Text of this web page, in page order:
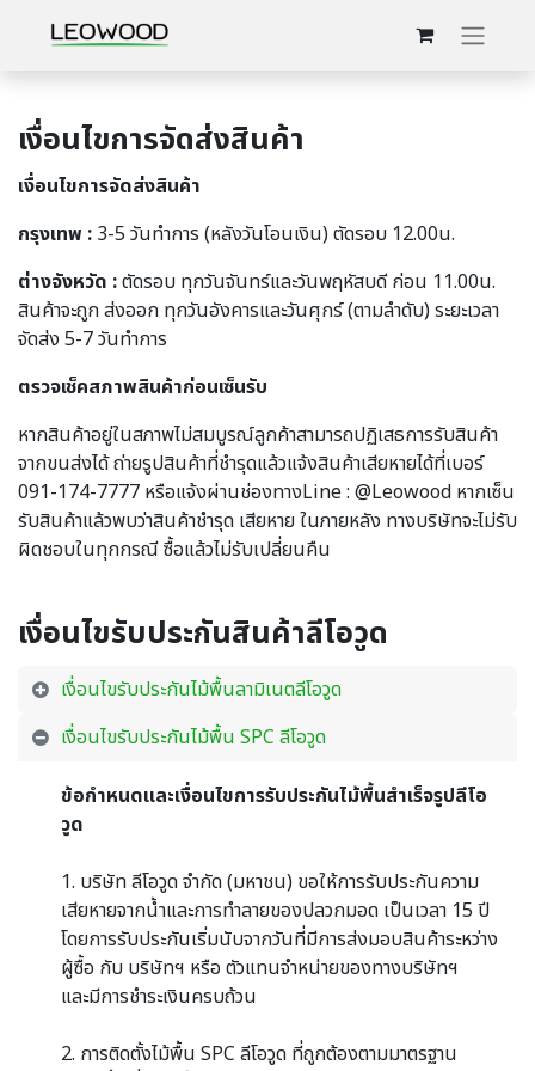
เงื่อนไขการจัดส่งสินค้า
เงื่อนไขการจัดส่งสินค้า
กรุงเทพ : 3-5 วันทำการ (หลังวันโอนเงิน) ตัดรอบ 12.00น.
ต่างจังหวัด :ตัดรอบ ทุกวันจันทร์และวันพฤหัสบดี ก่อน 11.00น.
สินค้าจะถูก ส่งออก ทุกวันอังคารและวันศุกร์ (ตามลำดับ) ระยะเวลา
จัดส่ง 5-7 วันทำการ
ตรวจเช็คสภาพสินค้าก่อนเซ็นรับ
หากสินค้าอยู่ในสภาพไม่สมบูรณ์ลูกค้าสามารถปฏิเสธการรับสินค้า
จากขนส่งได้ ถ่ายรูปสินค้าที่ชำรุดแล้วแจ้งสินค้าเสียหายได้ที่เบอร์
091-174-7777 หรือแจ้งผ่านช่องทางLine : @Leowood หากเซ็น
รับสินค้าแล้วพบว่าสินค้าชำรุด เสียหาย ในภายหลัง ทางบริษัทจะไม่รับ
ผิดชอบในทุกกรณี ซื้อแล้วไม่รับเปลี่ยนคืน
เงื่อนไขรับประกันสินค้าลีโอวูด
เงื่อนไขรับประกันไม้พื้นลามิเนตลีโอวูด
เงื่อนไขรับประกันไม้พื้น SPC ลีโอวูด
ข้อกำหนดและเงื่อนไขการรับประกันไม้พื้นสำเร็จรูปลีโอ
วูด
1. บริษัท ลีโอวูด จำกัด (มหาชน) ขอให้การรับประกันความ
เสียหายจากน้ำและการทำลายของปลวกมอด เป็นเวลา 15 ปี
โดยการรับประกันเริ่มนับจากวันที่มีการส่งมอบสินค้าระหว่าง
ผู้ซื้อ กับ บริษัทฯ หรือ ตัวแทนจำหน่ายของทางบริษัทฯ
และมีการชำระเงินครบถ้วน
2. การติดตั้งไม้พื้น SPC ลีโอวูด ที่ถูกต้องตามมาตรฐาน